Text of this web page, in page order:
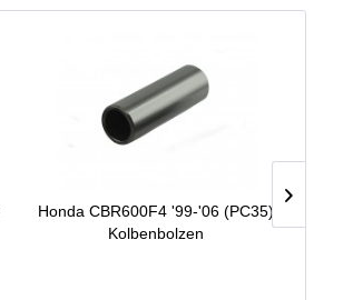
Honda CBR600F4 '99-'06 (PC35)
Kolbenbolzen